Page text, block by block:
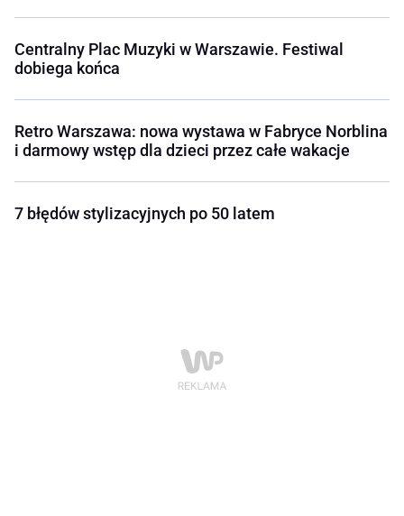
Centralny Plac Muzyki w Warszawie. Festiwal
dobiega końca
Retro Warszawa: nowa wystawa w Fabryce Norblina
i darmowy wstęp dla dzieci przez całe wakacje
7 błędów stylizacyjnych po 50 latem